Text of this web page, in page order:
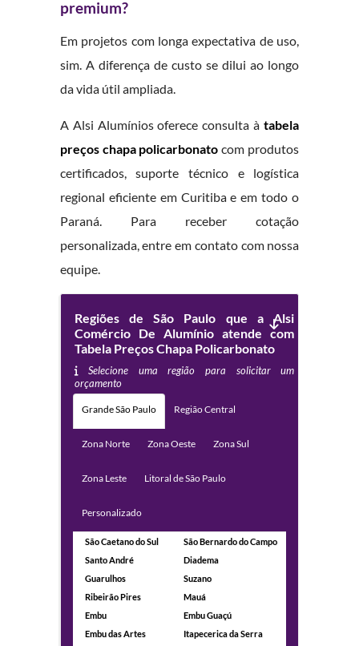
premium?
Em projetos com longa expectativa de uso,
sim. A diferença de custo se dilui ao longo
da vida útil ampliada.
A Alsi Alumínios oferece consulta àtabela
preços chapa policarbonato com produtos
certificados, suporte técnico e logística
regional eficiente em Curitiba e em todo o
Paraná. Para receber cotação
personalizada, entre em contato com nossa
equipe.
Regiões de São Paulo que a Alsi
Comércio De Alumínio atende com
Tabela Preços Chapa Policarbonato
Selecione uma região para solicitar um
orçamento
Grande São Paulo Região Central
Zona Norte Zona Oeste Zona Sul
Zona Leste Litoral de São Paulo
Personalizado
São Caetano do Sul
São Bernardo do Campo
Santo André
Diadema
Guarulhos
Suzano
Ribeirão Pires
Mauá
Embu
Embu Guaçú
Embu das Artes
Itapecerica da Serra